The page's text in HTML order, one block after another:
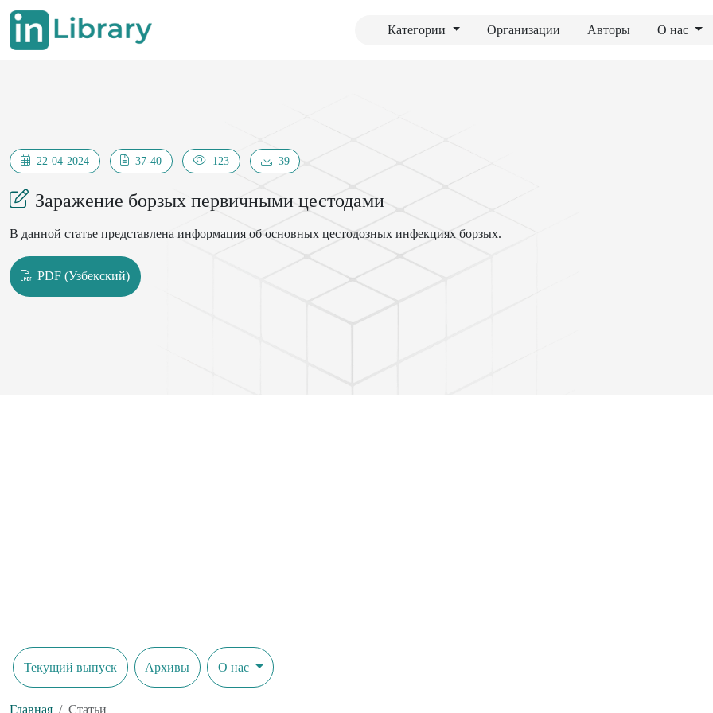
Категории Организации Авторы О нас
22-04-2024 37-40 123 39
Заражение борзых первичными цестодами
В данной статье представлена ​​информация об основных цестодозных инфекциях борзых.
PDF (Узбекский)
Текущий выпуск Архивы О нас
Главная Статьи